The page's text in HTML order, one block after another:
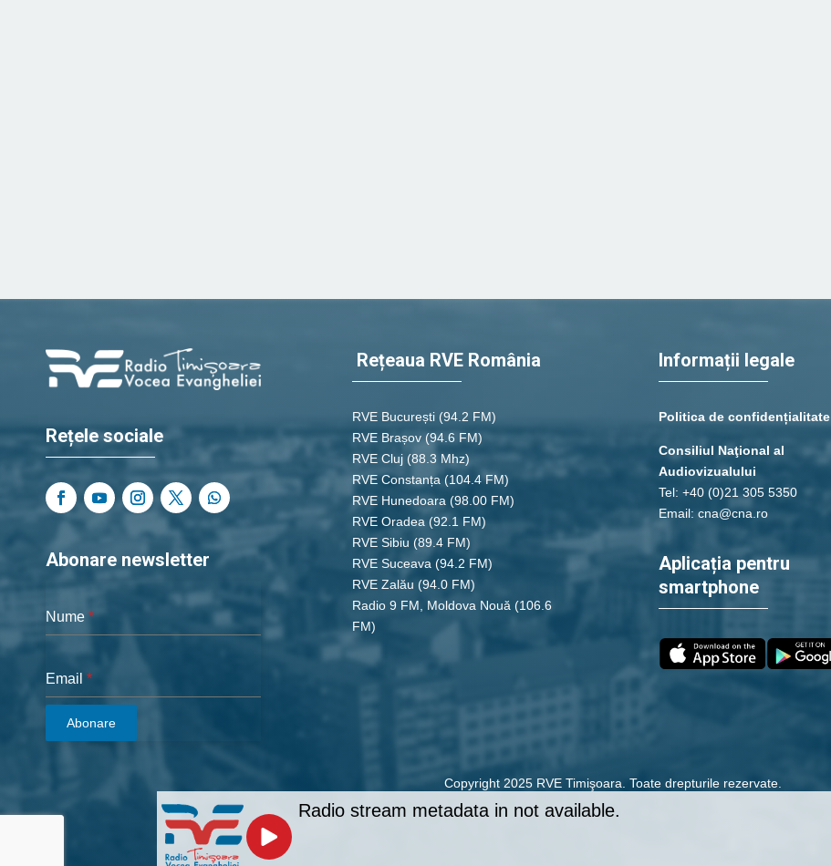
Rețele sociale
Abonare newsletter
Nume *
Email *
Abonare
Rețeaua RVE România
RVE București (94.2 FM)
RVE Brașov (94.6 FM)
RVE Cluj (88.3 Mhz)
RVE Constanța (104.4 FM)
RVE Hunedoara (98.00 FM)
RVE Oradea (92.1 FM)
RVE Sibiu (89.4 FM)
RVE Suceava (94.2 FM)
RVE Zalău (94.0 FM)
Radio 9 FM, Moldova Nouă (106.6
FM)
Informații legale
Politica de confidențialitate
Consiliul Naţional al
Audiovizualului
Tel: +40 (0)21 305 5350
Email: cna@cna.ro
Aplicația pentru
smartphone
Copyright 2025 RVE Timişoara. Toate drepturile rezervate.
Radio stream metadata in not available.